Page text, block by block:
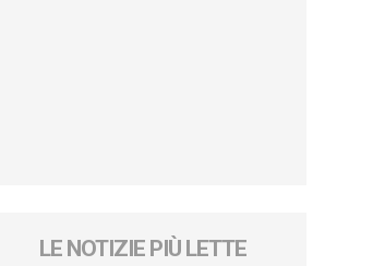
LE NOTIZIE PIÙ LETTE